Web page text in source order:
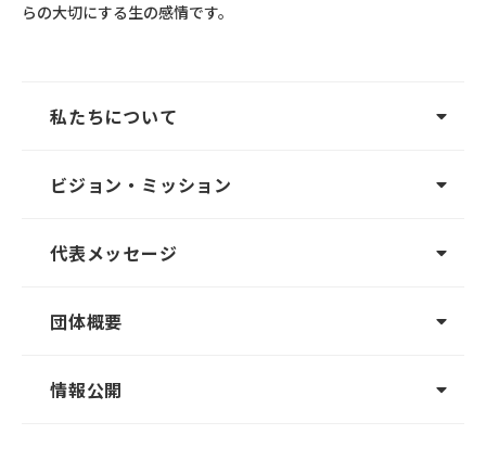
らの大切にする生の感情です。
私たちについて
ビジョン・ミッション
代表メッセージ
団体概要
情報公開